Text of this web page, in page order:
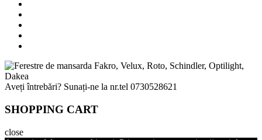
Aveți întrebări? Sunați-ne la nr.tel 0730528621
SHOPPING CART
close